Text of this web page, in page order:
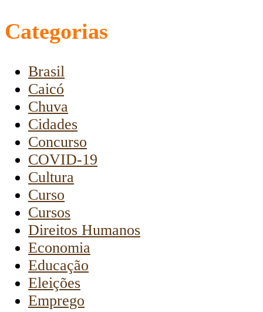
Categorias
Brasil
Caicó
Chuva
Cidades
Concurso
COVID-19
Cultura
Curso
Cursos
Direitos Humanos
Economia
Educação
Eleições
Emprego